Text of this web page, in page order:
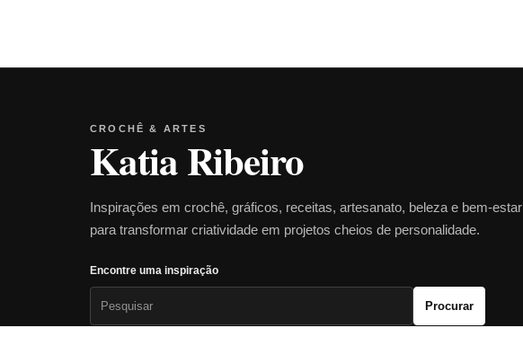
CROCHÊ & ARTES
Katia Ribeiro
Inspirações em crochê, gráficos, receitas, artesanato, beleza e bem-estar
para transformar criatividade em projetos cheios de personalidade.
Encontre uma inspiração
Procurar